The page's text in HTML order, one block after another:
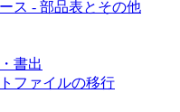
ス - 部品表とその他
書出
ファイルの移行